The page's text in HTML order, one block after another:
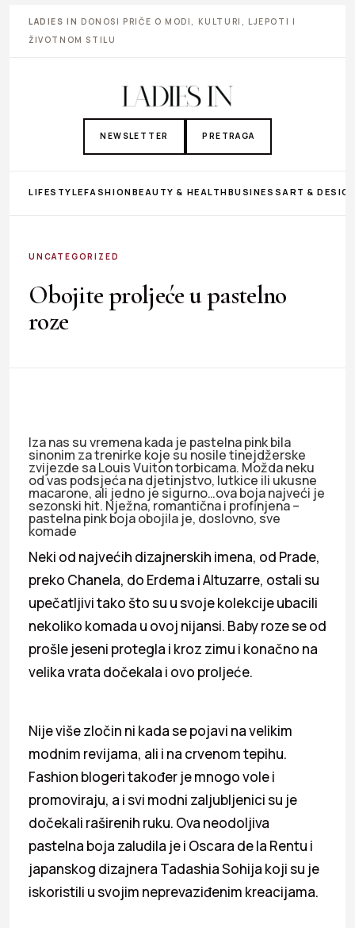
LADIES IN DONOSI PRIČE O MODI, KULTURI, LJEPOTI I
ŽIVOTNOM STILU
NEWSLETTER PRETRAGA
LIFESTYLEFASHIONBEAUTY & HEALTHBUSINESS ART &
UNCATEGORIZED
Obojite proljeće u pastelno
roze
Iza nas su vremena kada je pastelna pink bila
sinonim za trenirke koje su nosile tinejdžerske
zvijezde sa Louis Vuiton torbicama. Možda neku
od vas podsjeća na djetinjstvo, lutkice ili ukusne
macarone, ali jedno je sigurno…ova boja najveći je
sezonski hit. Nježna, romantična i profinjena –
pastelna pink boja obojila je, doslovno, sve
komade
Neki od najvećih dizajnerskih imena, od Prade,
preko Chanela, do Erdema i Altuzarre, ostali su
upečatljivi tako što su u svoje kolekcije ubacili
nekoliko komada u ovoj nijansi. Baby roze se od
prošle jeseni protegla i kroz zimu i konačno na
velika vrata dočekala i ovo proljeće.
Nije više zločin ni kada se pojavi na velikim
modnim revijama, ali i na crvenom tepihu.
Fashion blogeri također je mnogo vole i
promoviraju, a i svi modni zaljubljenici su je
dočekali raširenih ruku. Ova neodoljiva
pastelna boja zaludila je i Oscara de la Rentu i
japanskog dizajnera Tadashia Sohija koji su je
iskoristili u svojim neprevaziđenim kreacijama.